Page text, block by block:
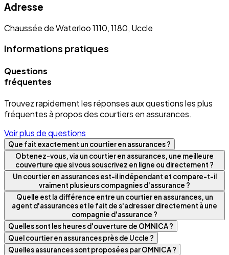
Adresse
Chaussée de Waterloo 1110, 1180, Uccle
Informations pratiques
Questions
fréquentes
Trouvez rapidement les réponses aux questions les plus
fréquentes à propos des courtiers en assurances.
Voir plus de questions
Que fait exactement un courtier en assurances ?
Obtenez-vous, via un courtier en assurances, une meilleure
couverture que si vous souscrivez en ligne ou directement ?
Un courtier en assurances est-il indépendant et compare-t-il
vraiment plusieurs compagnies d'assurance ?
Quelle est la différence entre un courtier en assurances, un
agent d'assurances et le fait de s'adresser directement à une
compagnie d'assurance ?
Quelles sont les heures d'ouverture de OMNICA ?
Quel courtier en assurances près de Uccle ?
Quelles assurances sont proposées par OMNICA ?